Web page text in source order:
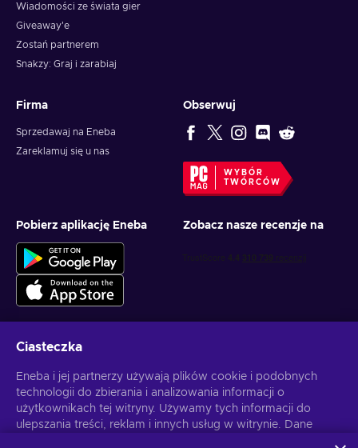
Wiadomości ze świata gier
Giveaway'e
Zostań partnerem
Snakzy: Graj i zarabiaj
Firma
Sprzedawaj na Eneba
Zareklamuj się u nas
Obserwuj
WYBÓR
TWÓRCÓW
Pobierz aplikację Eneba Zobacz nasze recenzje na
Subskrybuj
Możesz anulować subskrypcję w dowolnej chwili. Sprawdź Politykę
Ciasteczka
Eneba i jej partnerzy używają plików cookie i podobnych
technologii do zbierania i analizowania informacji o
użytkownikach tej witryny. Używamy tych informacji do
ulepszania treści, reklam i innych usług w witrynie. Dane